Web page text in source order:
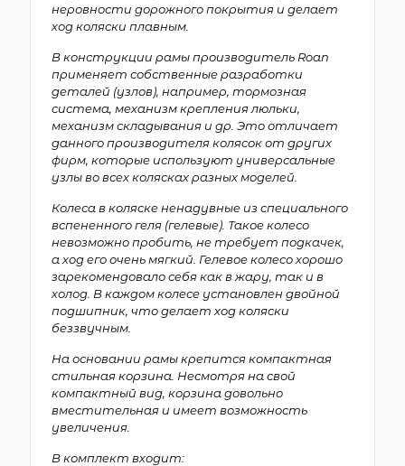
неровности дорожного покрытия и делает
ход коляски плавным.
В конструкции рамы производитель Roan
применяет собственные разработки
деталей (узлов), например, тормозная
система, механизм крепления люльки,
механизм складывания и др. Это отличает
данного производителя колясок от других
фирм, которые используют универсальные
узлы во всех колясках разных моделей.
Колеса в коляске ненадувные из специального
вспененного геля (гелевые). Такое колесо
невозможно пробить, не требует подкачек,
а ход его очень мягкий. Гелевое колесо хорошо
зарекомендовало себя как в жару, так и в
холод. В каждом колесе установлен двойной
подшипник, что делает ход коляски
беззвучным.
На основании рамы крепится компактная
стильная корзина. Несмотря на свой
компактный вид, корзина довольно
вместительная и имеет возможность
увеличения.
В комплект входит: